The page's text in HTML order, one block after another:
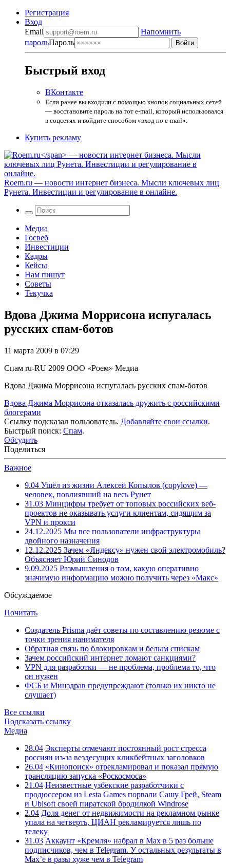
Регистрация
Вход
Email
Напомнить
парольПароль
Быстрый вход
ВКонтакте
Если ранее вы входили с помощью кнопок социальных сетей
— восстановите пароль на тот e-mail, который использовался
в соцсетях и войдите способом «вход по e-mail».
Купить рекламу
Roem.ru — новости интернет бизнеса. Мысли ключевых лиц
Рунета. Инвестиции и регулирование в онлайне.
Медиа
Госвеб
Инвестиции
Кадры
Кейсы
Нам пишут
Советы
Текучка
Вдова Джима Моррисона испугалась
русских спам-ботов
11 марта 2009 в 07:29
Спам ru-RU 2009 ООО «Роем» Медиа
Вдова Джима Моррисона испугалась русских спам-ботов
Вдова Джима Моррисона отказалась дружить с российскими
блогерами
Ссылку подсказал пользователь. Добавляйте свои ссылки.
Быстрый поиск: Спам.
Обсудить
Поделиться
Важное
9.04 Ушёл из жизни Алексей Копылов (copylove) —
человек, повлиявший на весь Рунет
31.03 Минцифры требует от топовых российских веб-
проектов не оказывать услуги клиентам, сидящим за
VPN и прокси
24.12.2025 Мы все пользователи инфраструктуры
двойного назначения
12.12.2025 Зачем «Яндексу» нужен свой электромобиль?
Объясняет Юрий Синодов
9.09.2025 Размышления о том, какую оперативно
значимую информацию можно получить через «Макс»
Обсуждаемое
Почитать
Создатель Prisma даёт советы по составлению резюме с
точки зрения нанимателя
Обратная связь по блокировкам и белым спискам
Зачем российский интернет ломают санкциями?
VPN для разработки — не проблема, проблема то, что
он нужен
ФСБ и Минздрав предупреждают (только их никто не
слушает)
Все ссылки
Подсказать ссылку
Медиа
28.04 Эксперты отмечают постоянный рост стресса
россиян из-за вездесущих кликбейтных заголовков
26.04 «Кинопоиск» отрекламировал и показал прямую
трансляцию запуска «Роскосмоса»
21.04 Неизвестные узбекские разработчики с
продюссером из Lesta Games порвали Сашу Грей, Steam
и Ubisoft своей пиратской бродилкой Windrose
2.04 Доля денег от недвижимости на рекламном рынке
упала на четверть, ЦИАН рекламируется лишь по
телеку
31.03 Аккаунт «Кремля» набрал в Max в 5 раз больше
подписчиков, чем в Telegram. У остальных результаты в
Max’е в разы хуже чем в Telegram